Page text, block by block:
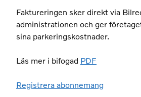
Faktureringen sker direkt via
administrationen och ger
sina parkeringskostnader.
Läs mer i bifogad PDF
Registrera abonnemang